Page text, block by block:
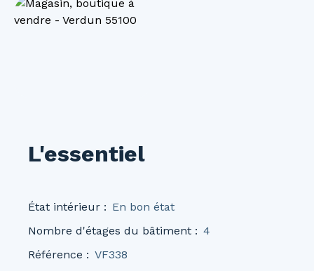
L'essentiel
État intérieur : En bon état
Nombre d'étages du bâtiment : 4
Référence : VF338